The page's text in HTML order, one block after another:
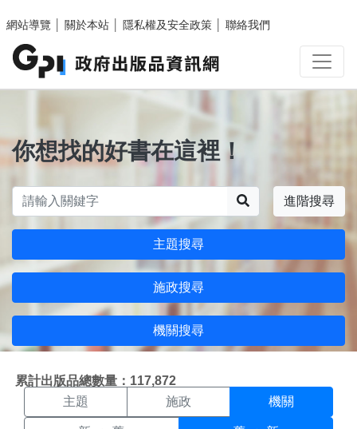
網站導覽
關於本站 隱私權及安全政策 聯絡我們
你想找的好書在這裡！
進階搜尋
主題搜尋
施政搜尋
機關搜尋
累計出版品總數量：117,872
機關搜尋結果頁面
主題 施政 機關